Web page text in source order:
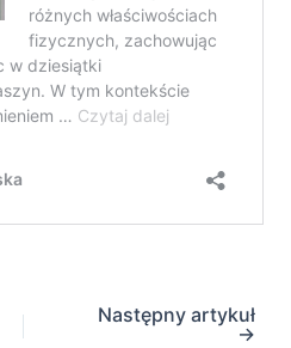
Następny artykuł
→